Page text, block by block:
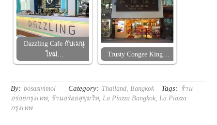
Dazzling Cafe กับเมนู
ใหม่…
Trusty Congee King…
By: bosasivimol Category: Thailand,Bangkok Tags: ร้าน
อร่อยกรุงเทพ, ร้านอร่อยสุขุมวิท,La Piazza Bangkok,La Piazza
กรุงเทพ